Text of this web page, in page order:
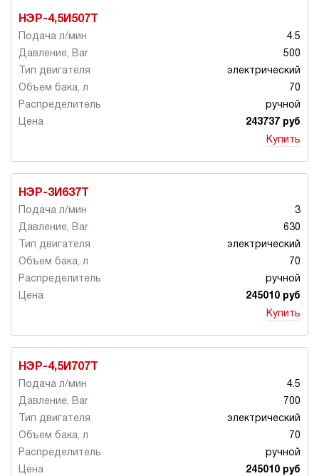
НЭР-4,5И507Т
4.5
500
электрический
70
ручной
243737 руб
Купить
НЭР-3И637Т
3
630
электрический
70
ручной
245010 руб
Купить
НЭР-4,5И707Т
4.5
700
электрический
70
ручной
245010 руб